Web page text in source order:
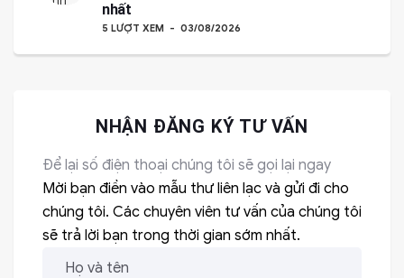
nhất
5 LƯỢT XEM 03/08/2026
NHẬN ĐĂNG KÝ TƯ VẤN
Để lại số điện thoại chúng tôi sẽ gọi lại ngay
Mời bạn điền vào mẫu thư liên lạc và gửi đi cho
chúng tôi. Các chuyên viên tư vấn của chúng tôi
sẽ trả lời bạn trong thời gian sớm nhất.